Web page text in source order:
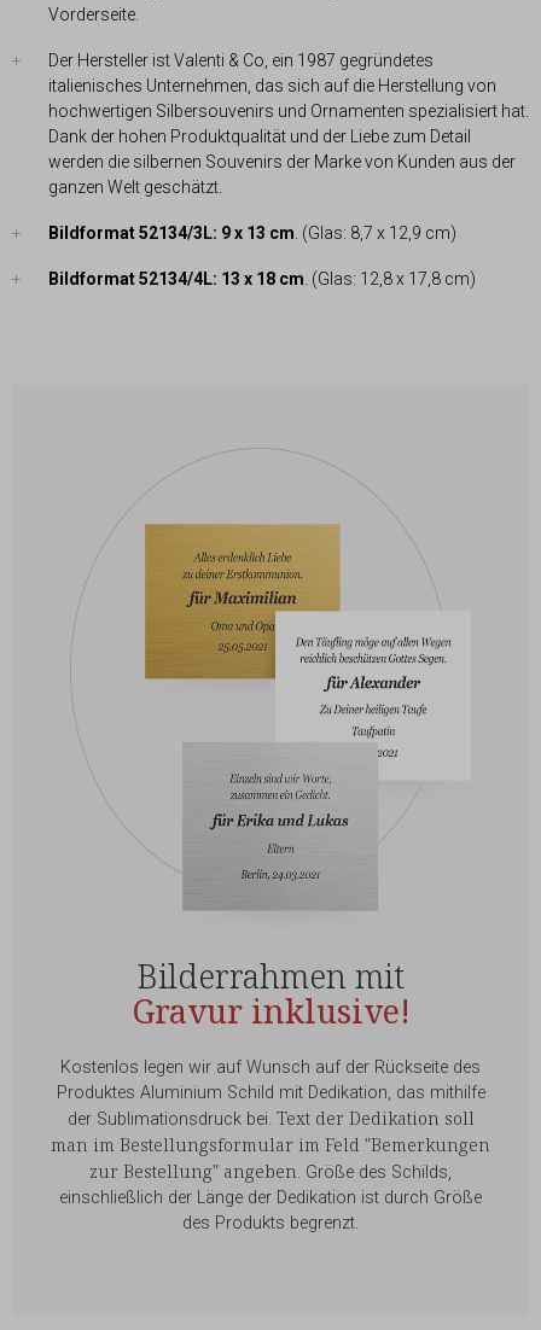
Vorderseite.
Der Hersteller ist Valenti & Co, ein 1987 gegründetes
italienisches Unternehmen, das sich auf die Herstellung von
hochwertigen Silbersouvenirs und Ornamenten spezialisiert hat.
Dank der hohen Produktqualität und der Liebe zum Detail
werden die silbernen Souvenirs der Marke von Kunden aus der
ganzen Welt geschätzt.
Bildformat 52134/3L: 9 x 13 cm . (Glas: 8,7 x 12,9 cm)
Bildformat 52134/4L: 13 x 18 cm . (Glas: 12,8 x 17,8 cm)
Bilderrahmen mit
Gravur inklusive!
Kostenlos legen wir auf Wunsch auf der Rückseite des
Produktes Aluminium Schild mit Dedikation, das mithilfe
der Sublimationsdruck bei. Text der Dedikation soll
man im Bestellungsformular im Feld "Bemerkungen
zur Bestellung" angeben. Größe des Schilds,
einschließlich der Länge der Dedikation ist durch Größe
des Produkts begrenzt.